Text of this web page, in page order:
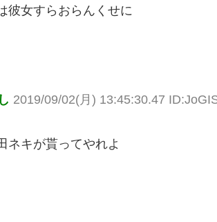
彼女すらおらんくせに
2019/09/02(月) 13:45:30.47
ネキが貰ってやれよ